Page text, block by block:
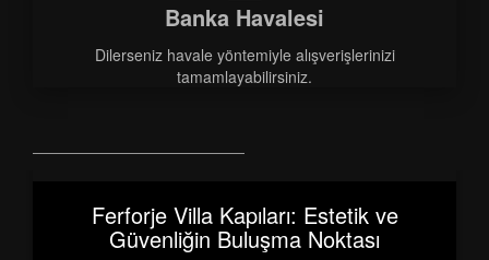
Banka Havalesi
Dilerseniz havale yöntemiyle alışverişlerinizi
tamamlayabilirsiniz.
Ferforje Villa Kapıları: Estetik ve
Güvenliğin Buluşma Noktası